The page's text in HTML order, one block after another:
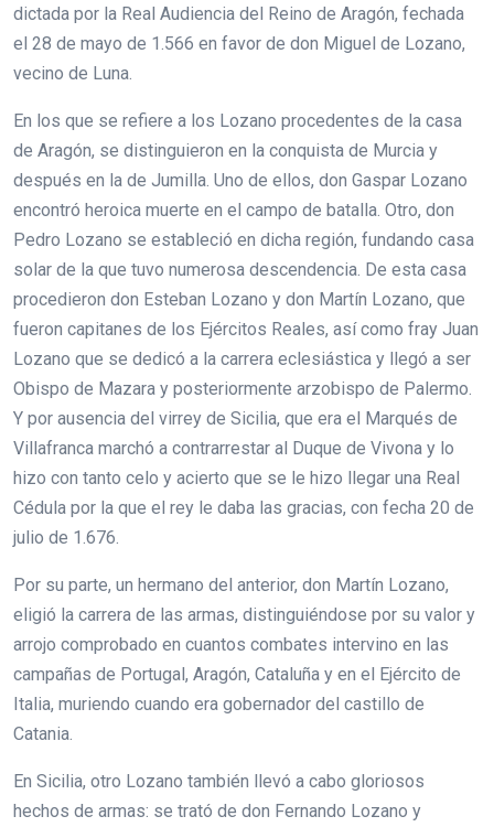
dictada por la Real Audiencia del Reino de Aragón, fechada
el 28 de mayo de 1.566 en favor de don Miguel de Lozano,
vecino de Luna.
En los que se refiere a los Lozano procedentes de la casa
de Aragón, se distinguieron en la conquista de Murcia y
después en la de Jumilla. Uno de ellos, don Gaspar Lozano
encontró heroica muerte en el campo de batalla. Otro, don
Pedro Lozano se estableció en dicha región, fundando casa
solar de la que tuvo numerosa descendencia. De esta casa
procedieron don Esteban Lozano y don Martín Lozano, que
fueron capitanes de los Ejércitos Reales, así como fray Juan
Lozano que se dedicó a la carrera eclesiástica y llegó a ser
Obispo de Mazara y posteriormente arzobispo de Palermo.
Y por ausencia del virrey de Sicilia, que era el Marqués de
Villafranca marchó a contrarrestar al Duque de Vivona y lo
hizo con tanto celo y acierto que se le hizo llegar una Real
Cédula por la que el rey le daba las gracias, con fecha 20 de
julio de 1.676.
Por su parte, un hermano del anterior, don Martín Lozano,
eligió la carrera de las armas, distinguiéndose por su valor y
arrojo comprobado en cuantos combates intervino en las
campañas de Portugal, Aragón, Cataluña y en el Ejército de
Italia, muriendo cuando era gobernador del castillo de
Catania.
En Sicilia, otro Lozano también llevó a cabo gloriosos
hechos de armas: se trató de don Fernando Lozano y